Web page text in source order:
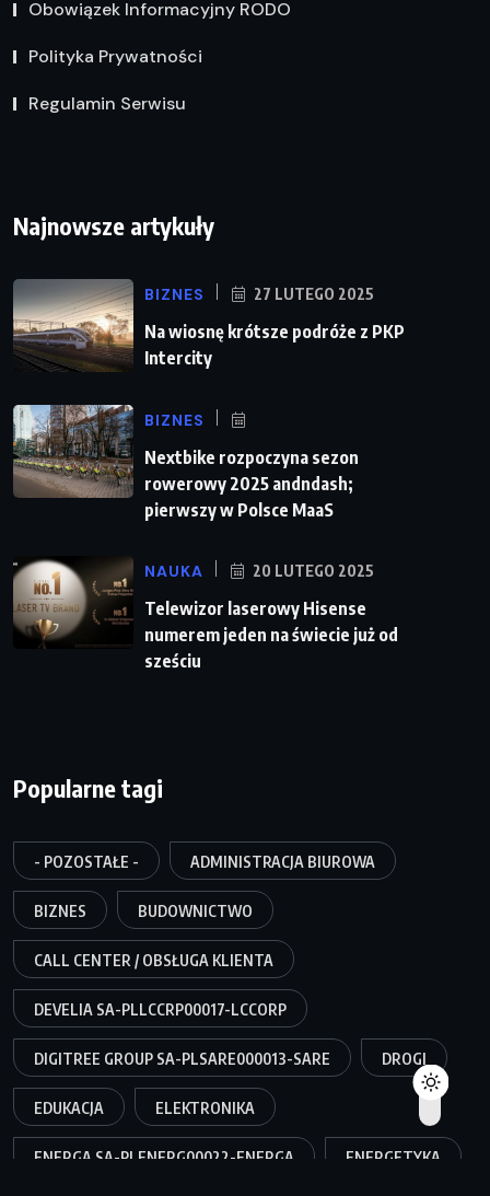
Obowiązek Informacyjny RODO
Polityka Prywatności
Regulamin Serwisu
Najnowsze artykuły
BIZNES 27 LUTEGO 2025
Na wiosnę krótsze podróże z PKP
Intercity
BIZNES
Nextbike rozpoczyna sezon
rowerowy 2025 andndash;
pierwszy w Polsce MaaS
NAUKA 20 LUTEGO 2025
Telewizor laserowy Hisense
numerem jeden na świecie już od
sześciu
Popularne tagi
- POZOSTAŁE - ADMINISTRACJA BIUROWA
BIZNES BUDOWNICTWO
CALL CENTER / OBSŁUGA KLIENTA
DEVELIA SA-PLLCCRP00017-LCCORP
DIGITREE GROUP SA-PLSARE000013-SARE DROGI
EDUKACJA ELEKTRONIKA
ENERGA SA-PLENERG00022-ENERGA ENERGETYKA